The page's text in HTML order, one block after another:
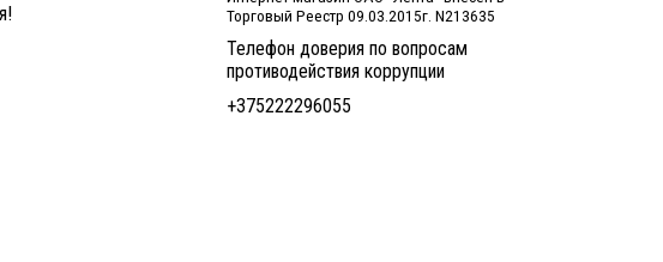
Торговый Реестр 09.03.2015г. N213635
Телефон доверия по вопросам
противодействия коррупции
+375222296055